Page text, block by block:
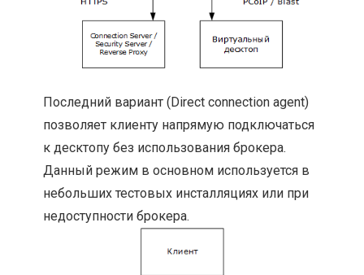
Последний вариант (Direct connection agent)
позволяет клиенту напрямую подключаться
к десктопу без использования брокера.
Данный режим в основном используется в
небольших тестовых инсталляциях или при
недоступности брокера.